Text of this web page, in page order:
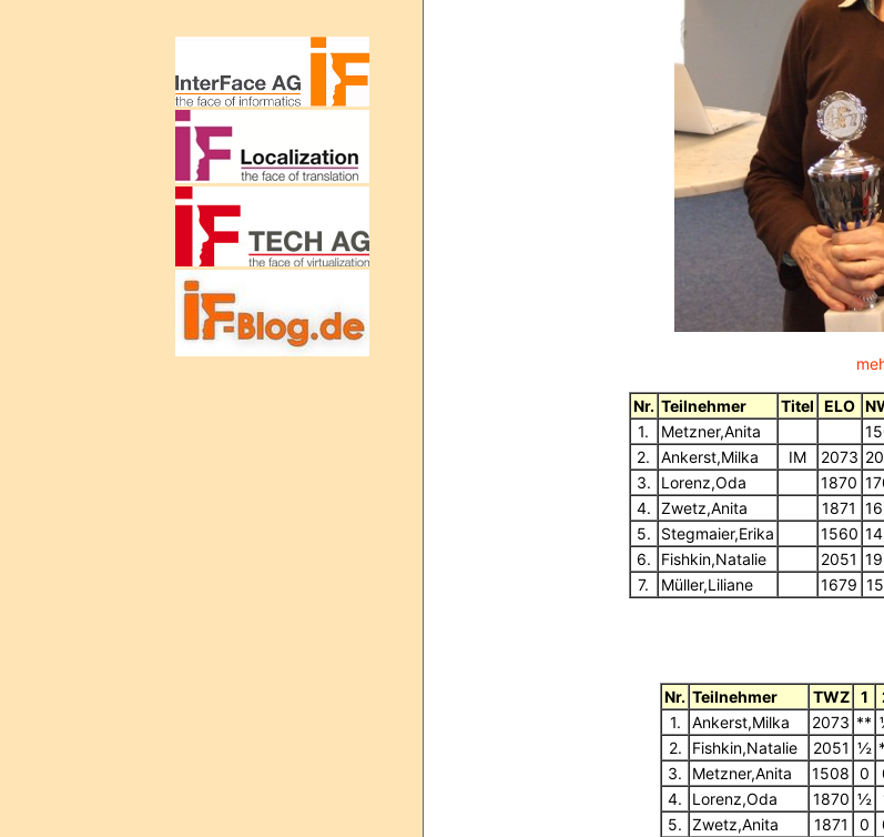
Nr. Teilnehmer Titel ELO
1.
Metzner,Anita
2.
Ankerst,Milka IM 2073
3.
Lorenz,Oda 1870
4. Zwetz,Anita 1871
5.
Stegmaier,Erika 1560
6.
Fishkin,Natalie 2051
7.
Müller,Liliane 1679
Nr. Teilnehmer TWZ 1
1.
Ankerst,Milka 2073 **
2.
Fishkin,Natalie 2051 ½
3.
Metzner,Anita 1508 0
4.
Lorenz,Oda 1870 ½
5. Zwetz,Anita 1871 0